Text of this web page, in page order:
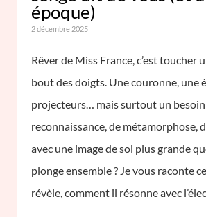
époque)
2 décembre 2025
Rêver de Miss France, c’est toucher
bout des doigts. Une couronne, une
projecteurs… mais surtout un
reconnaissance, de métamorphose,
avec une image de soi plus grande
plonge ensemble ? Je vous raconte
révèle, comment il résonne avec